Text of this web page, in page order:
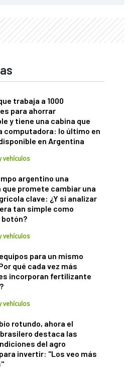
trabaja a 1000
para ahorrar
y tiene una cabina que
computadora: lo último en
en Argentina
vehículos
argentino una
promete cambiar una
clave: ¿Y si analizar
tan simple como
vehículos
para un mismo
qué cada vez más
incorporan fertilizante
vehículos
rotundo, ahora el
destaca las
del agro
invertir: "Los veo más